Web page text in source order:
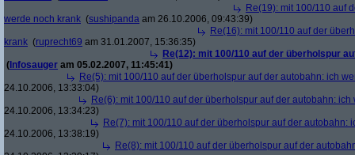
Re(19): mit 100/110 auf
werde noch krank (sushipanda am 26.10.2006, 09:43:39)
Re(16): mit 100/110 auf der
krank (ruprecht69 am 31.01.2007, 15:36:35)
Re(12): mit 100/110 auf der überholspur
( Infosauger am 05.02.2007, 11:45:41)
Re(5): mit 100/110 auf der überholspur auf der autobahn: ich
24.10.2006, 13:33:04)
Re(6): mit 100/110 auf der überholspur auf der autobahn:
24.10.2006, 13:34:23)
Re(7): mit 100/110 auf der überholspur auf der autobahn:
24.10.2006, 13:38:19)
Re(8): mit 100/110 auf der überholspur auf der